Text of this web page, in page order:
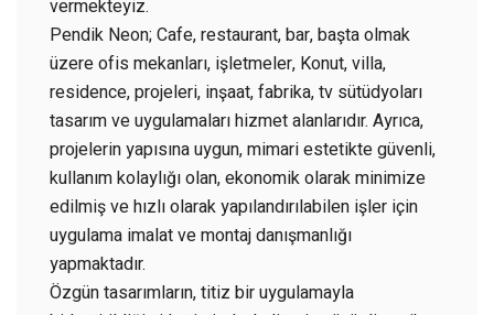
vermekteyiz.
Pendik Neon; Cafe, restaurant, bar, başta olmak
üzere ofis mekanları, işletmeler, Konut, villa,
residence, projeleri, inşaat, fabrika, tv sütüdyoları
tasarım ve uygulamaları hizmet alanlarıdır. Ayrıca,
projelerin yapısına uygun, mimari estetikte güvenli,
kullanım kolaylığı olan, ekonomik olarak minimize
edilmiş ve hızlı olarak yapılandırılabilen işler için
uygulama imalat ve montaj danışmanlığı
yapmaktadır.
Özgün tasarımların, titiz bir uygulamayla